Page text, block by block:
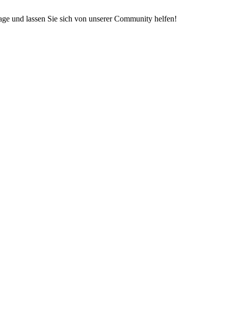
und lassen Sie sich von unserer Community helfen!